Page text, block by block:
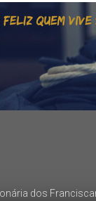
dos